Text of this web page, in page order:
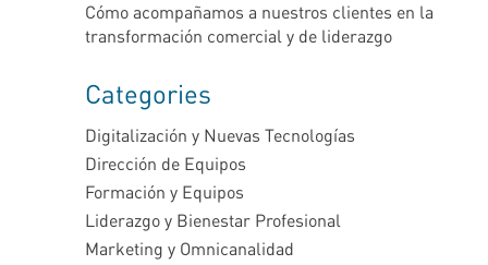
Cómo acompañamos a nuestros clientes en la
transformación comercial y de liderazgo
Categories
Digitalización y Nuevas Tecnologías
Dirección de Equipos
Formación y Equipos
Liderazgo y Bienestar Profesional
Marketing y Omnicanalidad